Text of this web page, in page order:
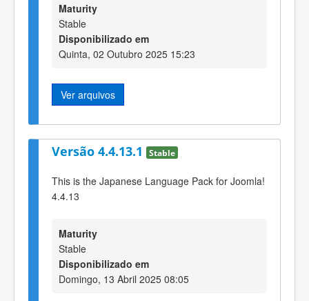
Maturity
Stable
Disponibilizado em
Quinta, 02 Outubro 2025 15:23
Ver arquivos
Versão 4.4.13.1 Stable
This is the Japanese Language Pack for Joomla!
4.4.13
Maturity
Stable
Disponibilizado em
Domingo, 13 Abril 2025 08:05